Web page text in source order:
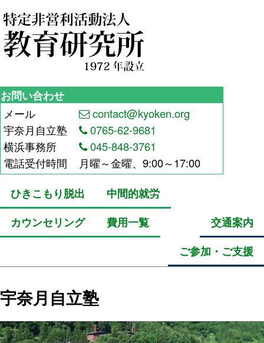
お問い合わせ
メール
contact@kyoken.org
宇奈月自立塾
0765-62-9681
横浜事務所
045-848-3761
電話受付時間
月曜～金曜、9:00～17:00
ひきこもり脱出
中間的就労
カウンセリング
費用一覧
交通案内
ご参加・ご支援
宇奈月自立塾